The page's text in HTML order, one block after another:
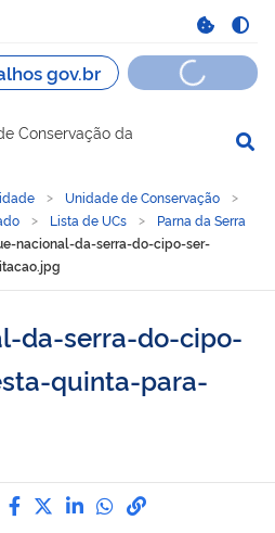
navegação
Conservação da
Unidade de Conservação
Lista de UCs
Parna da Serra
nacional-da-serra-do-cipo-ser-
da-serra-do-cipo-
quinta-para-
Compartilhe por Facebook
Compartilhe por Twitter
Compartilhe por
Compartilhe
link para